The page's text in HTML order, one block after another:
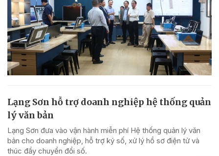
Lạng Sơn hỗ trợ doanh nghiệp hệ thống quản
lý văn bản
Lạng Sơn đưa vào vận hành miễn phí Hệ thống quản lý văn
bản cho doanh nghiệp, hỗ trợ ký số, xử lý hồ sơ điện tử và
thúc đẩy chuyển đổi số.